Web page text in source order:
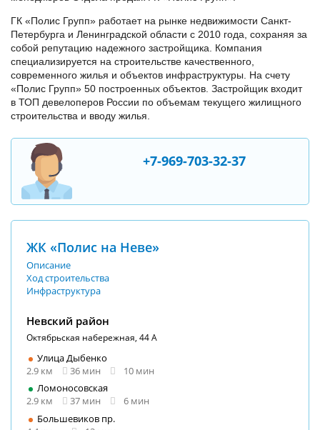
ГК «Полис Групп» работает на рынке недвижимости Санкт-
Петербурга и Ленинградской области с 2010 года, сохраняя за
собой репутацию надежного застройщика. Компания
специализируется на строительстве качественного,
современного жилья и объектов инфраструктуры. На счету
«Полис Групп» 50 построенных объектов. Застройщик входит
в ТОП девелоперов России по объемам текущего жилищного
строительства и вводу жилья.
+7-969-703-32-37
ЖК «Полис на Неве»
Описание
Ход строительства
Инфраструктура
Невский район
Октябрьская набережная, 44 А
Улица Дыбенко
2.9 км
36 мин
10 мин
Ломоносовская
2.9 км
37 мин
6 мин
Большевиков пр.